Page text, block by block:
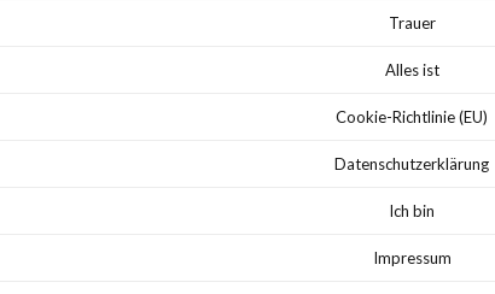
Trauer
Alles ist
Cookie-Richtlinie (EU)
Datenschutzerklärung
Ich bin
Impressum